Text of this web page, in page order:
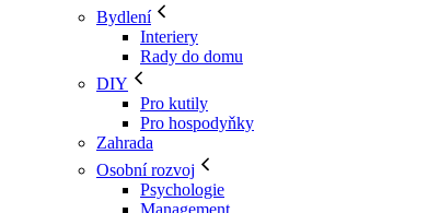
Bydlení
Interiery
Rady do domu
DIY
Pro kutily
Pro hospodyňky
Zahrada
Osobní rozvoj
Psychologie
Management